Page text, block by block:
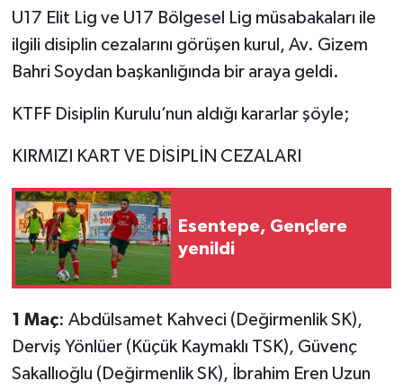
U17 Elit Lig ve U17 Bölgesel Lig müsabakaları ile
ilgili disiplin cezalarını görüşen kurul, Av. Gizem
Bahri Soydan başkanlığında bir araya geldi.
KTFF Disiplin Kurulu’nun aldığı kararlar şöyle;
KIRMIZI KART VE DİSİPLİN CEZALARI
Esentepe, Gençlere
yenildi
1 Maç: Abdülsamet Kahveci (Değirmenlik SK),
Derviş Yönlüer (Küçük Kaymaklı TSK), Güvenç
Sakallıoğlu (Değirmenlik SK), İbrahim Eren Uzun